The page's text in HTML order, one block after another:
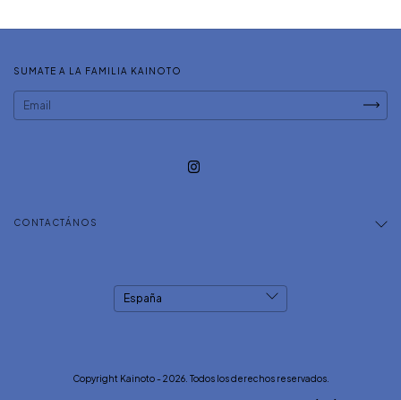
SUMATE A LA FAMILIA KAINOTO
CONTACTÁNOS
Copyright Kainoto - 2026. Todos los derechos reservados.